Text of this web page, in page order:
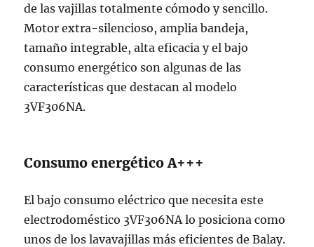
de las vajillas totalmente cómodo y sencillo.
Motor extra-silencioso, amplia bandeja,
tamaño integrable, alta eficacia y el bajo
consumo energético son algunas de las
características que destacan al modelo
3VF306NA.
Consumo energético A+++
El bajo consumo eléctrico que necesita este
electrodoméstico 3VF306NA lo posiciona como
unos de los lavavajillas más eficientes de Balay.